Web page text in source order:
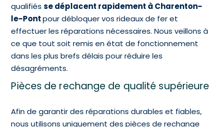
qualifiésse déplacent rapidement à Charenton-
le-Pontpour débloquer vos rideaux de fer et
effectuer les réparations nécessaires. Nous veillons à
ce que tout soit remis en état de fonctionnement
dans les plus brefs délais pour réduire les
désagréments.
Pièces de rechange de qualité supérieure
Afin de garantir des réparations durables et fiables,
nous utilisons uniquement des pièces de rechange